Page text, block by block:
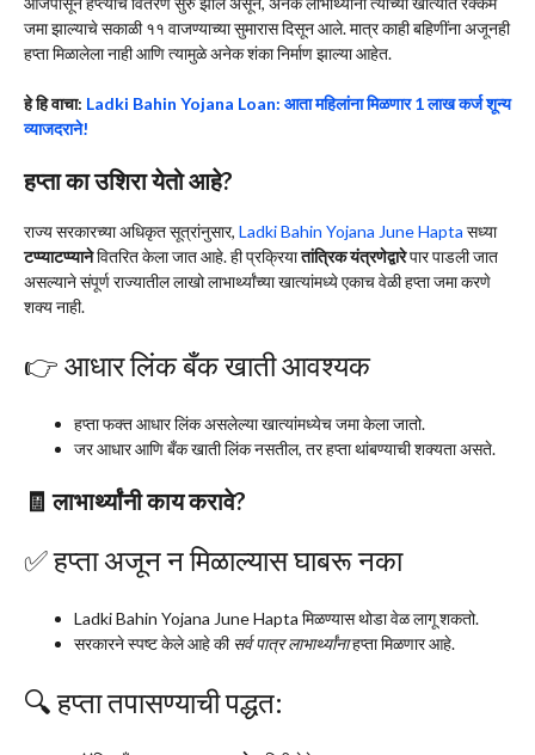
जमा झाल्याचे सकाळी ११ वाजण्याच्या सुमारास दिसून आले. मात्र काही बहिणींना अजूनही
हप्ता मिळालेला नाही आणि त्यामुळे अनेक शंका निर्माण झाल्या आहेत.
हे हि वाचा: Ladki Bahin Yojana Loan: आता महिलांना मिळणार 1 लाख कर्ज शून्य
व्याजदराने!
हप्ता का उशिरा येतो आहे?
राज्य सरकारच्या अधिकृत सूत्रांनुसार, Ladki Bahin Yojana June Hapta सध्या
टप्प्याटप्प्यानेवितरित केला जात आहे. ही प्रक्रियातांत्रिक यंत्रणेद्वारेपार पाडली जात
असल्याने संपूर्ण राज्यातील लाखो लाभार्थ्यांच्या खात्यांमध्ये एकाच वेळी हप्ता जमा करणे
शक्य नाही.
👉 आधार लिंक बँक खाती आवश्यक
हप्ता फक्त आधार लिंक असलेल्या खात्यांमध्येच जमा केला जातो.
जर आधार आणि बँक खाती लिंक नसतील, तर हप्ता थांबण्याची शक्यता असते.
🧾 लाभार्थ्यांनी काय करावे?
✅ हप्ता अजून न मिळाल्यास घाबरू नका
Ladki Bahin Yojana June Hapta मिळण्यास थोडा वेळ लागू शकतो.
सरकारने स्पष्ट केले आहे की सर्व पात्र लाभार्थ्यांनाहप्ता मिळणार आहे.
🔍 हप्ता तपासण्याची पद्धत: